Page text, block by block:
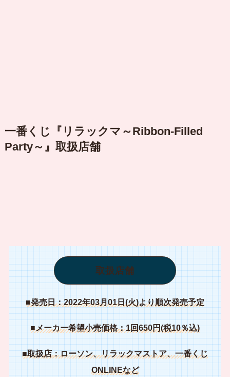
一番くじ『リラックマ～Ribbon-Filled
Party～』取扱店舗
取扱店舗
■発売日：2022年03月01日(火)より順次発売予定
■メーカー希望小売価格：1回650円(税10％込)
■取扱店：ローソン、リラックマストア、一番くじ
ONLINEなど